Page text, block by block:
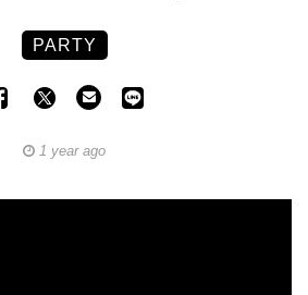
PARTY
1 year ago